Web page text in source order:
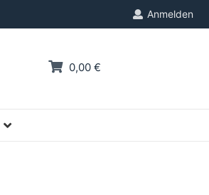
Anmelden
0,00 €